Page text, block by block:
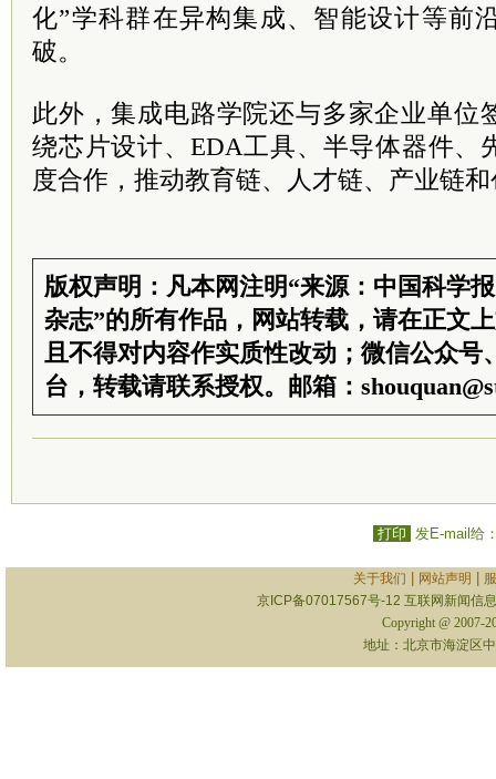
化”学科群在异构集成、智能设计等前
破。
此外，集成电路学院还与多家企业单位
绕芯片设计、EDA工具、半导体器件、
度合作，推动教育链、人才链、产业链
版权声明：凡本网注明“来源：中国科学
杂志”的所有作品，网站转载，请在正文
且不得对内容作实质性改动；微信公众号
台，转载请联系授权。邮箱：
打印 发E-mail给
关于我们 网站声明
京ICP备07017567号-12 互联网新闻信
Copyright @ 2007-
地址：北京市海淀区